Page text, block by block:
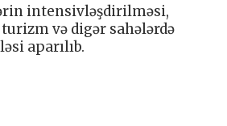
intensivləşdirilməsi,
və digər sahələrdə
aparılıb.